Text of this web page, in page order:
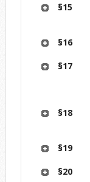
§15
§16
§17
§18
§19
§20